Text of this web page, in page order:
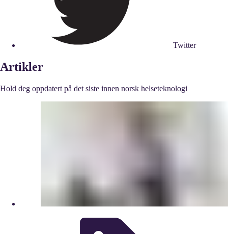
Twitter
Artikler
Hold deg oppdatert på det siste innen norsk helseteknologi